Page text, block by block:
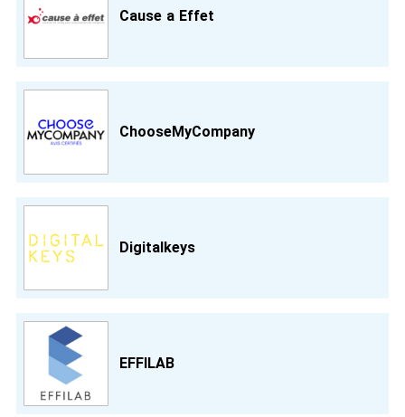
Cause a Effet
ChooseMyCompany
Digitalkeys
EFFILAB